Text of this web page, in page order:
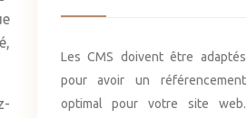
Les CMS doivent être adaptés
pour avoir un référencement
optimal pour votre site web.